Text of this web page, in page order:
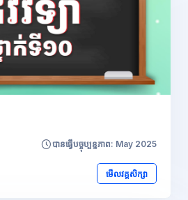
បានធ្វើបច្ចុប្បន្នភាព: May 2025
មើលវគ្គសិក្សា